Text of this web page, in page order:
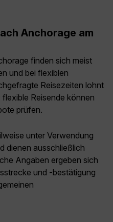
Anchorage am
finden sich meist
und bei flexiblen
Reisezeiten lohnt
Reisende können
prüfen.
unter Verwendung
dienen ausschließlich
Angaben ergeben sich
und -bestätigung